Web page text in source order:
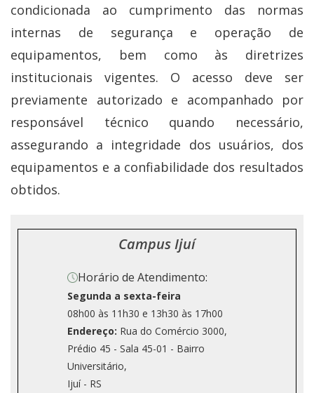
condicionada ao cumprimento das normas
internas de segurança e operação de
equipamentos, bem como às diretrizes
institucionais vigentes. O acesso deve ser
previamente autorizado e acompanhado por
responsável técnico quando necessário,
assegurando a integridade dos usuários, dos
equipamentos e a confiabilidade dos resultados
obtidos.
Campus Ijuí
Horário de Atendimento:
Segunda a sexta-feira
08h00 às 11h30 e 13h30 às 17h00
Endereço: Rua do Comércio 3000,
Prédio 45 - Sala 45-01 - Bairro
Universitário,
Ijuí - RS